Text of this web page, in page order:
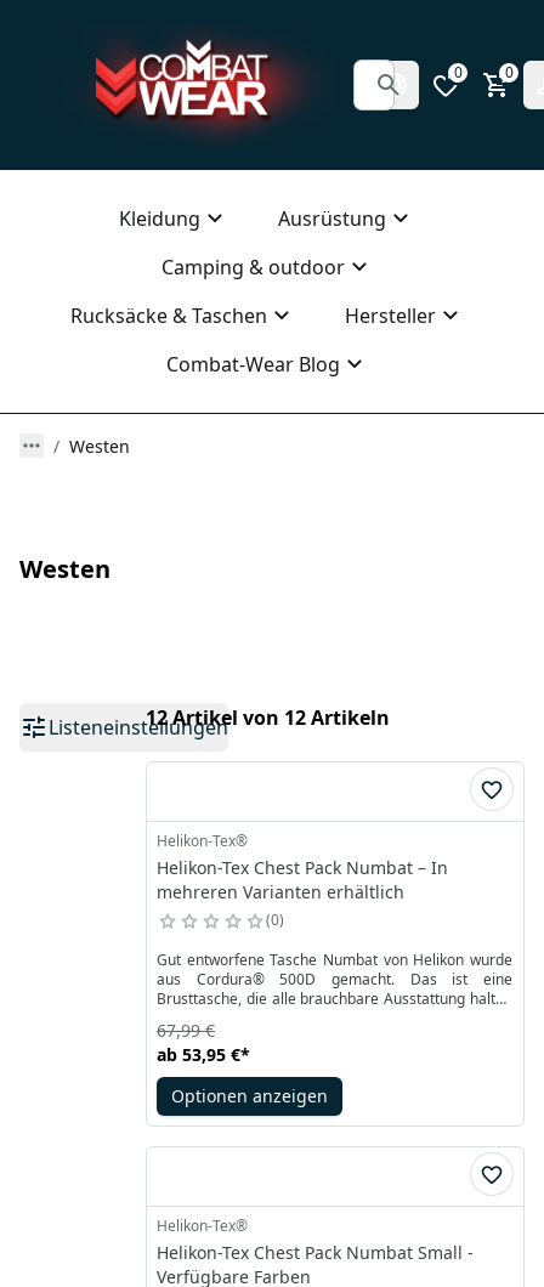
0 0
Kleidung
Ausrüstung
Camping & outdoor
Rucksäcke & Taschen
Hersteller
Combat-Wear Blog
Westen
Westen
Listeneinstellungen12 Artikel von 12 Artikeln
Helikon-Tex®
Helikon-Tex Chest Pack Numbat – In
mehreren Varianten erhältlich
0
Gut entworfene Tasche Numbat von Helikon wurde
aus Cordura® 500D gemacht. Das ist eine
Brusttasche, die alle brauchbare Ausstattung halten
Rückseite kann man Numbat bequem tragen auch
mit dem Rucksack. Außen befinden sich zwei
Taschen aus weichem Gewebe Versa Stretch, mit
lasergeschnittenen MOLLE / PALS-Paneelen mit
Stellen zum Ziehen der Fäden kann man die Tasche
ab 53,95 €*
67,99 €
Optionen anzeigen
Helikon-Tex®
Helikon-Tex Chest Pack Numbat Small -
Verfügbare Farben